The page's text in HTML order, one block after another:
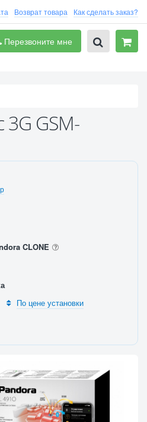
Возврат товара Как сделать заказ?
Перезвоните мне
3G GSM-
CLONE
По цене установки